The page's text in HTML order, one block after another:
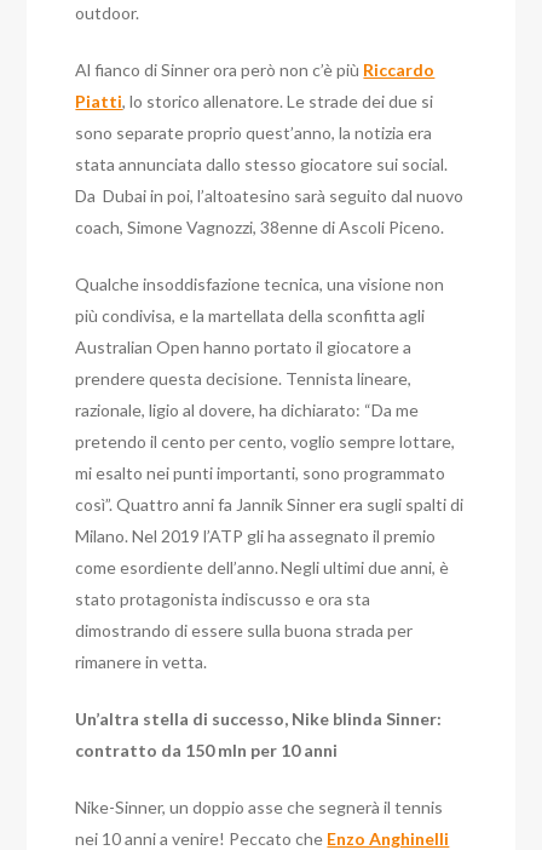
outdoor.
Al fianco di Sinner ora però non c’è più Riccardo
Piatti, lo storico allenatore. Le strade dei due si
sono separate proprio quest’anno, la notizia era
stata annunciata dallo stesso giocatore sui social.
Da Dubai in poi, l’altoatesino sarà seguito dal nuovo
coach, Simone Vagnozzi, 38enne di Ascoli Piceno.
Qualche insoddisfazione tecnica, una visione non
più condivisa, e la martellata della sconfitta agli
Australian Open hanno portato il giocatore a
prendere questa decisione. Tennista lineare,
razionale, ligio al dovere, ha dichiarato: “Da me
pretendo il cento per cento, voglio sempre lottare,
mi esalto nei punti importanti, sono programmato
così”. Quattro anni fa Jannik Sinner era sugli spalti di
Milano. Nel 2019 l’ATP gli ha assegnato il premio
come esordiente dell’anno. Negli ultimi due anni, è
stato protagonista indiscusso e ora sta
dimostrando di essere sulla buona strada per
rimanere in vetta.
Un’altra stella di successo, Nike blinda Sinner:
contratto da 150 mln per 10 anni
Nike-Sinner, un doppio asse che segnerà il tennis
nei 10 anni a venire! Peccato che Enzo Anghinelli